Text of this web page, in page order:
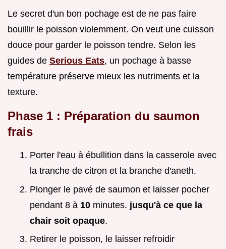
Le secret d'un bon pochage est de ne pas faire
bouillir le poisson violemment. On veut une cuisson
douce pour garder le poisson tendre. Selon les
guides de Serious Eats, un pochage à basse
température préserve mieux les nutriments et la
texture.
Phase 1 : Préparation du saumon
frais
Porter l'eau à ébullition dans la casserole avec
la tranche de citron et la branche d'aneth.
Plonger le pavé de saumon et laisser pocher
pendant 8 à 10 minutes. jusqu'à ce que la
chair soit opaque.
Retirer le poisson, le laisser refroidir